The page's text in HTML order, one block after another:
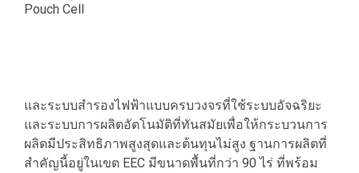
Pouch Cell
และระบบสำรองไฟฟ้าแบบครบวงจรที่ใช้ระบบอัจฉริยะ
และระบบการผลิตอัตโนมัติที่ทันสมัยเพื่อให้กระบวนการ
ผลิตมีประสิทธิภาพสูงสุดและต้นทุนไม่สูง ฐานการผลิตที่
สำคัญนี้อยู่ในเขต EEC มีขนาดพื้นที่กว่า 90 ไร่ ที่พร้อม